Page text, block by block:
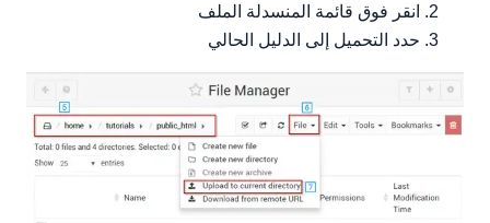
انقر فوق قائمة المنسدلة الملف
حدد التحميل إلى الدليل الحالي